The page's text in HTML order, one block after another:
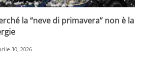
la “neve di primavera” non è la
30, 2026